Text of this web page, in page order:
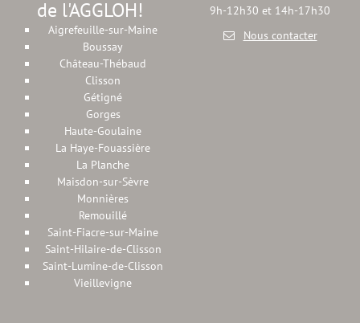
de l'AGGLOH!
Aigrefeuille-sur-Maine
Boussay
Château-Thébaud
Clisson
Gétigné
Gorges
Haute-Goulaine
La Haye-Fouassière
La Planche
Maisdon-sur-Sèvre
Monnières
Remouillé
Saint-Fiacre-sur-Maine
Saint-Hilaire-de-Clisson
Saint-Lumine-de-Clisson
Vieillevigne
9h-12h30 et 14h-17h30
Nous contacter